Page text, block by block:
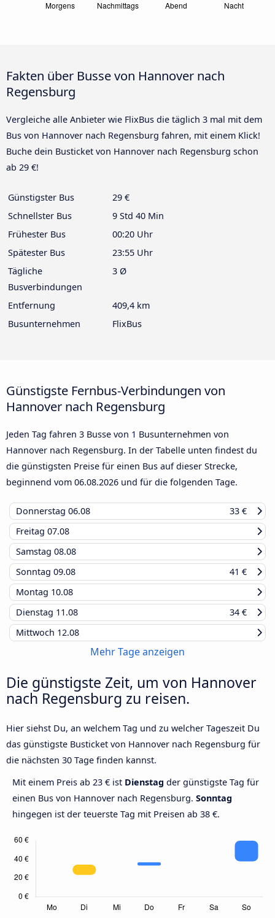
Fakten über Busse von Hannover nach
Regensburg
Vergleiche alle Anbieter wie FlixBus die täglich 3 mal mit dem
Bus von Hannover nach Regensburg fahren, mit einem Klick!
Buche dein Busticket von Hannover nach Regensburg schon
ab 29 €!
Günstigster Bus
29 €
Schnellster Bus
9 Std 40 Min
Frühester Bus
00:20 Uhr
Spätester Bus
23:55 Uhr
Tägliche
Busverbindungen
3 Ø
Entfernung
409,4 km
Busunternehmen
FlixBus
Günstigste Fernbus-Verbindungen von
Hannover nach Regensburg
Jeden Tag fahren 3 Busse von 1 Busunternehmen von
Hannover nach Regensburg. In der Tabelle unten findest du
die günstigsten Preise für einen Bus auf dieser Strecke,
beginnend vom 06.08.2026 und für die folgenden Tage.
Donnerstag 06.08
33 €
Freitag 07.08
Samstag 08.08
Sonntag 09.08
41 €
Montag 10.08
Dienstag 11.08
34 €
Mittwoch 12.08
Mehr Tage anzeigen
Die günstigste Zeit, um von Hannover
nach Regensburg zu reisen.
Hier siehst Du, an welchem Tag und zu welcher Tageszeit Du
das günstigste Busticket von Hannover nach Regensburg für
die nächsten 30 Tage finden kannst.
Mit einem Preis ab 23 € ist Dienstag der günstigste Tag für
einen Bus von Hannover nach Regensburg. Sonntag
hingegen ist der teuerste Tag mit Preisen ab 38 €.